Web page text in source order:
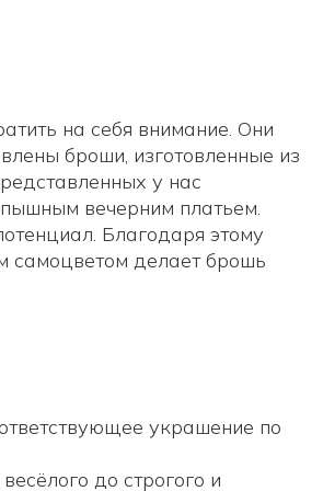
на себя внимание. Они
броши, изготовленные из
у нас
вечерним платьем.
Благодаря этому
самоцветом делает брошь
украшение по
до строгого и